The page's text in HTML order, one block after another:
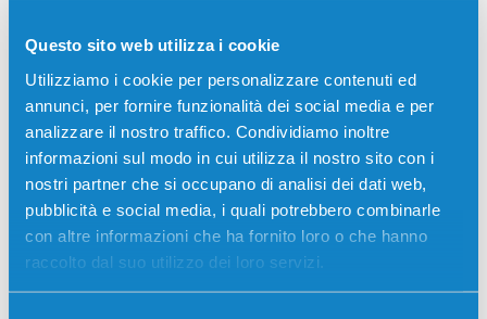
Questo sito web utilizza i cookie
Utilizziamo i cookie per personalizzare contenuti ed
annunci, per fornire funzionalità dei social media e per
analizzare il nostro traffico. Condividiamo inoltre
informazioni sul modo in cui utilizza il nostro sito con i
nostri partner che si occupano di analisi dei dati web,
pubblicità e social media, i quali potrebbero combinarle
con altre informazioni che ha fornito loro o che hanno
raccolto dal suo utilizzo dei loro servizi.
Bonifico bancario
Descrizione
Toner originale Samsung CLT-C659S/ELS CIANO
20000 pagine per Stampanti: Samsung CLX-8640ND,